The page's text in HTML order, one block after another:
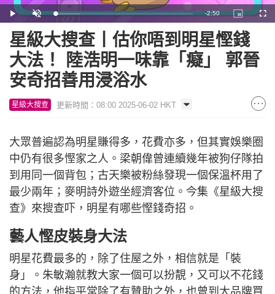
Play Unmute Loaded:
18.03%
Remaining
Time
-2:50
Picture-
in-
星級大搜查丨估你唔到明星慳錢
大法！ 陸浩明一味靠「癡」 郭晉
安奇招善用浸浴水
星級大搜查 更新時間：08:00 2025-06-02 HKT
大眾普遍認為明星賺得多，花費亦多，但其實娛樂圈
中仍有很多慳家之人。梁朝偉曾連續幾年被狗仔隊拍
到用同一個背包；古天樂被粉絲發現一個保溫杯用了
最少兩年；麥明詩外遊坐經濟客位。今集《星級大搜
查》來搜查吓，明星有哪些慳錢奇招。
藝人慳皮裝身大法
明星花費最多的，除了住屋之外，相信就是「裝
身」。朱敏瀚就教大家一個可以扮靚，又可以不花錢
的方法，他指平常除了有贊助之外，也曾到大品牌買